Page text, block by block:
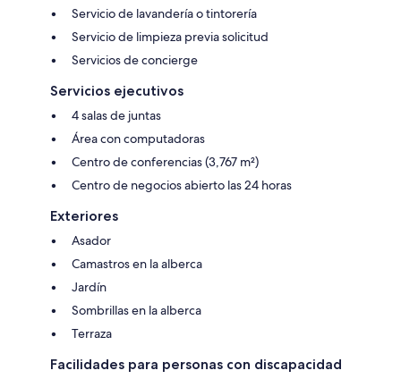
Servicio de lavandería o tintorería
Servicio de limpieza previa solicitud
Servicios de concierge
Servicios ejecutivos
4 salas de juntas
Área con computadoras
Centro de conferencias (3,767 m²)
Centro de negocios abierto las 24 horas
Exteriores
Asador
Camastros en la alberca
Jardín
Sombrillas en la alberca
Terraza
Facilidades para personas con discapacidad